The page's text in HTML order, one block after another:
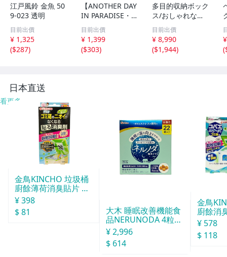
江戸風鈴 金魚 50
9-023 透明
目前出價
¥ 1,325
($287)
【ANOTHER DAY
IN PARADISE・
ハワイ】※《エン
ボスメタルサイ
ン》 アメリカン
雑貨 エンボス看
目前出價
¥ 1,399
($303)
多目的収納ボック
ス/おしゃれなマ
ルチカラーボック
ス 6段3枚扉/キャ
ビネット 飾り棚
本棚 テレビ台 食
目前出價
¥ 8,990
($1,944)
(
日本直送
看更多
金鳥KINCHO 垃圾桶
廚餘薄荷消臭貼片 約
30天分
¥ 398
$ 81
大木 睡眠改善機能食
品NERUNODA 4粒22
袋
¥ 2,996
$ 614
金鳥
廚餘消
分
¥ 578
$ 118